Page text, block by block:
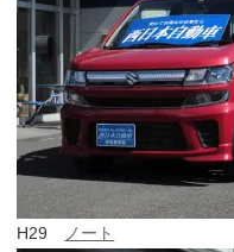
H29 ノート